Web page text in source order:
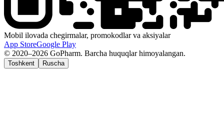
Mobil ilovada chegirmalar, promokodlar va aksiyalar
App StoreGoogle Play
© 2020–2026 GoPharm. Barcha huquqlar himoyalangan.
Toshkent Ruscha